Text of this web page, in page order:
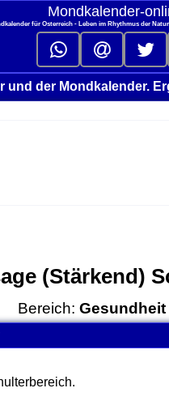
für Österreich - Leben im Rhythmus der
und der Mondkalender.
(Stärkend)
Bereich: Gesundheit